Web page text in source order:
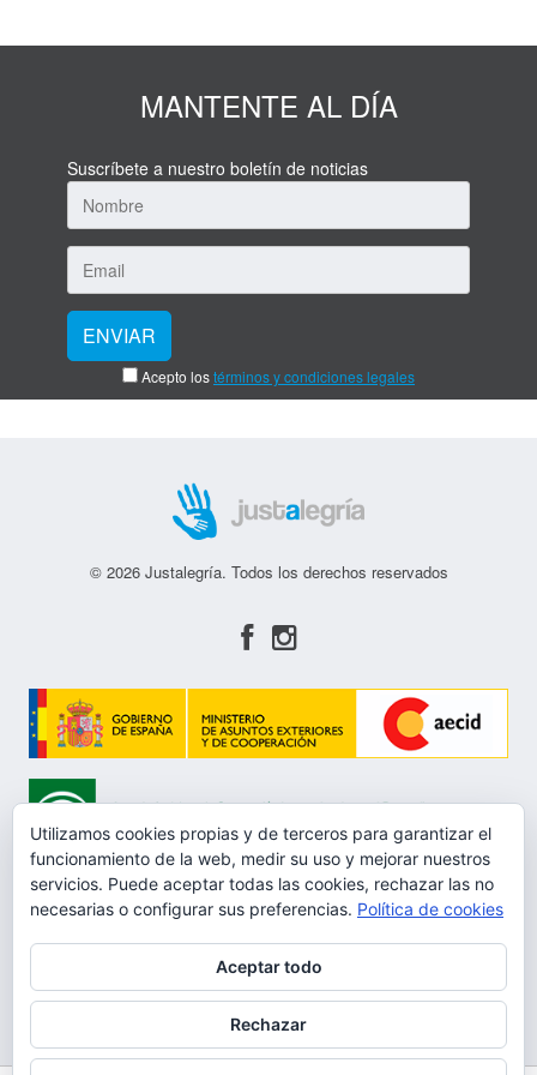
MANTENTE AL DÍA
Suscríbete a nuestro boletín de noticias
Acepto lostérminos y condiciones legales
© 2026 Justalegría. Todos los derechos reservados
Aviso Legal
Política de privacidad
Utilizamos cookies propias y de terceros para garantizar el
funcionamiento de la web, medir su uso y mejorar nuestros
servicios. Puede aceptar todas las cookies, rechazar las no
necesarias o configurar sus preferencias. Política de cookies
Aceptar todo
Rechazar